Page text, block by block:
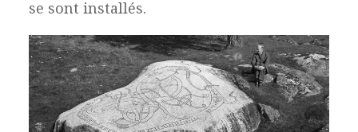
se sont installés.